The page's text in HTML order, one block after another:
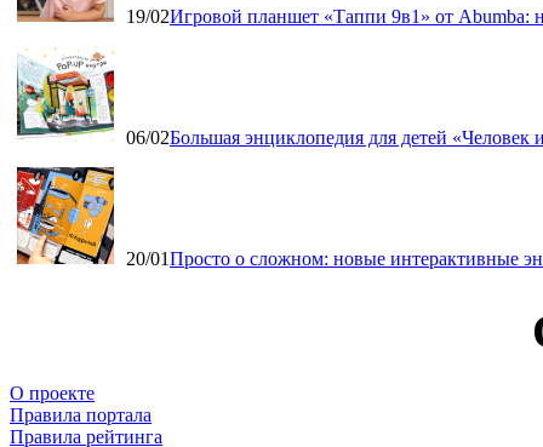
19/02Игровой планшет «Таппи 9в1» от Abumba:
06/02Большая энциклопедия для детей
20/01Просто о сложном: новые интерактивные
О проекте
Правила портала
Правила рейтинга